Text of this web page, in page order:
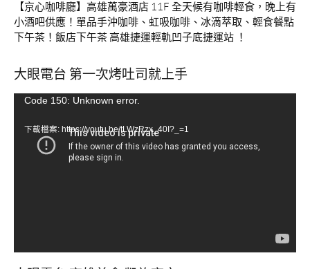
【京心咖啡廳】高雄萬豪酒店 11F 全天候有咖啡輕食，晚上有
小酒吧供應！單品手沖咖啡、虹吸咖啡、冰滴萃取、輕食餐點
下午茶！飯店下午茶 高雄捷運輕軌凹子底捷運站 ！
大眼電台 第一次烤吐司就上手
視Code 150: Unknown error.
下載檔案: https://youtu.be/tLWzRzx_40I?_=1